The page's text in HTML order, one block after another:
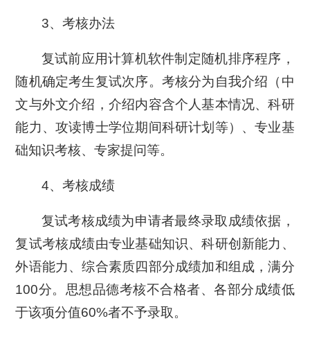
3、考核办法
复试前应用计算机软件制定随机排序程序，
随机确定考生复试次序。考核分为自我介绍（中
文与外文介绍，介绍内容含个人基本情况、科研
能力、攻读博士学位期间科研计划等）、专业基
础知识考核、专家提问等。
4、考核成绩
复试考核成绩为申请者最终录取成绩依据，
复试考核成绩由专业基础知识、科研创新能力、
外语能力、综合素质四部分成绩加和组成，满分
100分。思想品德考核不合格者、各部分成绩低
于该项分值60%者不予录取。